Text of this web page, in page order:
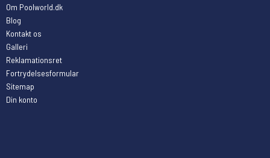
Om Poolworld.dk
Blog
Kontakt os
Galleri
Reklamationsret
Fortrydelsesformular
Sitemap
Din konto